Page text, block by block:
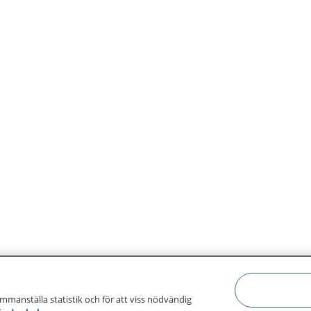
statistik och för att viss nödvändig